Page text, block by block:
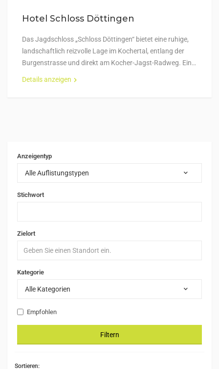
Hotel Schloss Döttingen
Das Jagdschloss „Schloss Döttingen“ bietet eine ruhige,
landschaftlich reizvolle Lage im Kochertal, entlang der
Burgenstrasse und direkt am Kocher-Jagst-Radweg. Ein…
Details anzeigen
Anzeigentyp
Alle Auflistungstypen
Stichwort
Zielort
Kategorie
Alle Kategorien
Empfohlen
Filtern
Sortieren: